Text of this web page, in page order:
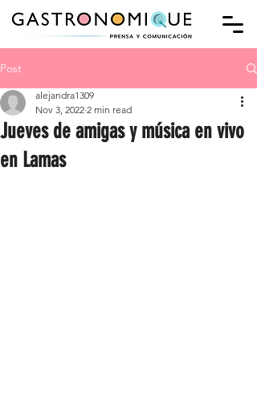
Post
Jueves de amigas y música en vivo
en Lamas
alejandra1309
Nov 3, 2022 2 min read